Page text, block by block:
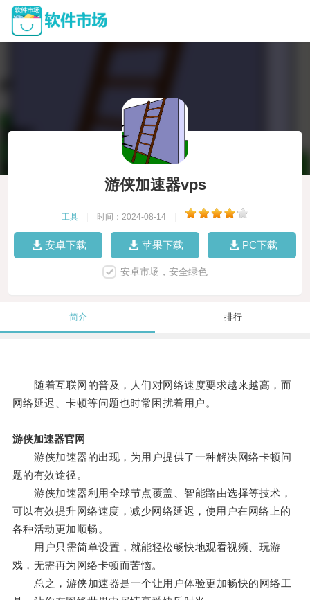
游侠加速器vps
工具 时间：2024-08-14
安卓下载 苹果下载 PC下载
安卓市场，安全绿色
简介 排行
随着互联网的普及，人们对网络速度要求越来越高，而
网络延迟、卡顿等问题也时常困扰着用户。
游侠加速器官网
游侠加速器的出现，为用户提供了一种解决网络卡顿问
题的有效途径。
游侠加速器利用全球节点覆盖、智能路由选择等技术，
可以有效提升网络速度，减少网络延迟，使用户在网络上的
各种活动更加顺畅。
用户只需简单设置，就能轻松畅快地观看视频、玩游
戏，无需再为网络卡顿而苦恼。
总之，游侠加速器是一个让用户体验更加畅快的网络工